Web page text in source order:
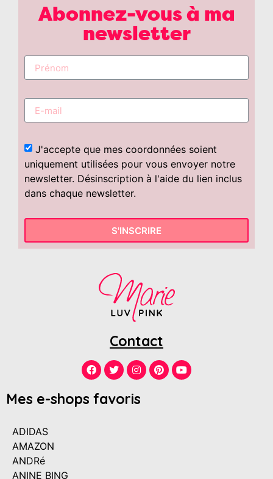
Abonnez-vous à ma
newsletter
J'accepte que mes coordonnées soient
uniquement utilisées pour vous envoyer notre
newsletter. Désinscription à l'aide du lien inclus
dans chaque newsletter.
S'INSCRIRE
Contact
Mes e-shops favoris
ADIDAS
AMAZON
ANDRé
ANINE BING